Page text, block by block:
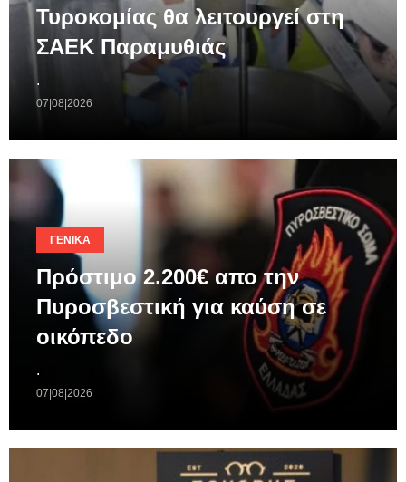
Τυροκομίας θα λειτουργεί στη
ΣΑΕΚ Παραμυθιάς
.
07|08|2026
ΓΕΝΙΚΆ
Πρόστιμο 2.200€ απο την
Πυροσβεστική για καύση σε
οικόπεδο
.
07|08|2026